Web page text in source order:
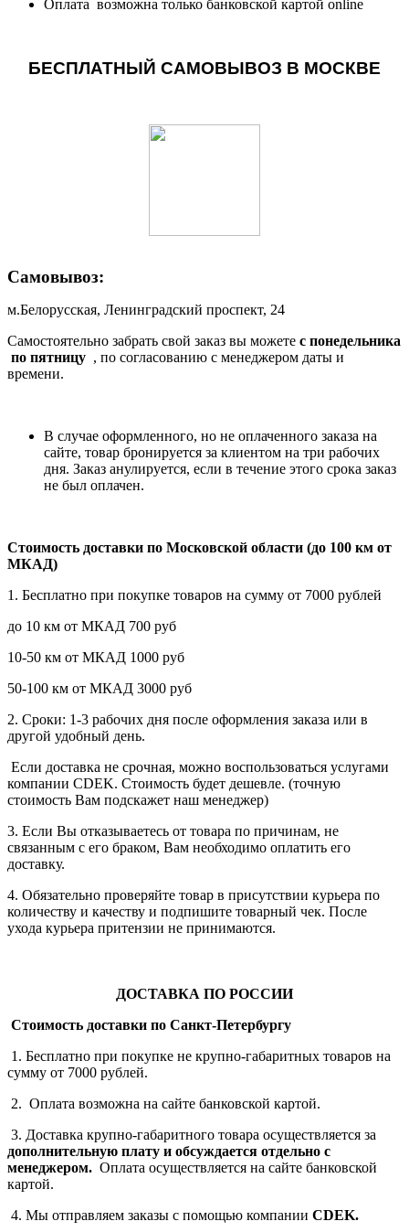
Оплата возможна только банковской картой online
БЕСПЛАТНЫЙ САМОВЫВОЗ В МОСКВЕ
Самовывоз:
м.Белорусская, Ленинградский проспект, 24
Самостоятельно забрать свой заказ вы можете c понедельника
по пятницу , по согласованию с менеджером даты и
времени.
В случае оформленного, но не оплаченного заказа на
сайте, товар бронируется за клиентом на три рабочих
дня. Заказ анулируется, если в течение этого срока заказ
не был оплачен.
Стоимость доставки по Московской области (до 100 км от
МКАД)
1. Бесплатно при покупке товаров на сумму от 7000 рублей
до 10 км от МКАД 700 руб
10-50 км от МКАД 1000 руб
50-100 км от МКАД 3000 руб
2. Сроки: 1-3 рабочих дня после оформления заказа или в
другой удобный день.
Если доставка не срочная, можно воспользоваться услугами
компании СDEK. Стоимость будет дешевле. (точную
стоимость Вам подскажет наш менеджер)
3. Если Вы отказываетесь от товара по причинам, не
связанным с его браком, Вам необходимо оплатить его
доставку.
4. Обязательно проверяйте товар в присутствии курьера по
количеству и качеству и подпишите товарный чек. После
ухода курьера притензии не принимаются.
ДОСТАВКА ПО РОССИИ
Стоимость доставки по Санкт-Петербургу
1. Бесплатно при покупке не крупно-габаритных товаров на
сумму от 7000 рублей.
2. Оплата возможна на сайте банковской картой.
3. Доставка крупно-габаритного товара осуществляется за
дополнительную плату и обсуждается отдельно с
менеджером. Оплата осуществляется на сайте банковской
картой.
4. Мы отправляем заказы с помощью компании СDEK.